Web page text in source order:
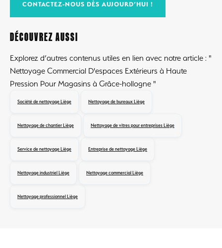
CONTACTEZ-NOUS DÈS AUJOURD’HUI !
DÉCOUVREZ AUSSI
Explorez d’autres contenus utiles en lien avec notre article : "
Nettoyage Commercial D'espaces Extérieurs à Haute
Pression Pour Magasins à Grâce-hollogne "
Société de nettoyage Liège Nettoyage de bureaux Liège
Nettoyage de chantier Liège Nettoyage de vitres pour entreprises Liège
Service de nettoyage Liège Entreprise de nettoyage Liège
Nettoyage industriel Liège Nettoyage commercial Liège
Nettoyage professionnel Liège